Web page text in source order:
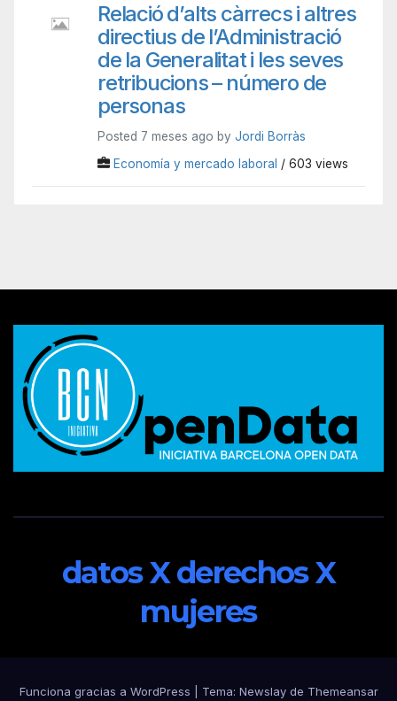
Relació d’alts càrrecs i altres
directius de l’Administració
de la Generalitat i les seves
retribucions – número de
personas
Posted 7 meses ago by Jordi Borràs
Economía y mercado laboral / 603 views
datos X derechos X
mujeres
Funciona gracias a WordPress Tema: Newslayde Themeansar